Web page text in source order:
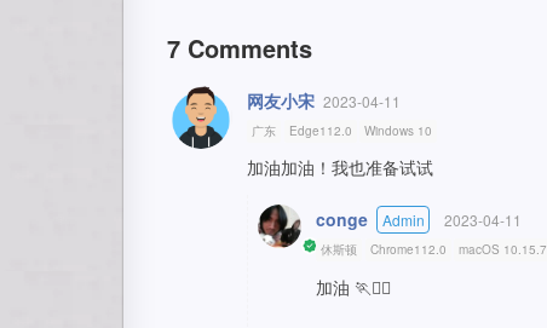
7 Comments
网友小宋 2023-04-11
广东 Edge112.0 Windows 10
加油加油！我也准备试试
conge Admin 2023-04-11
休斯顿 Chrome112.0 macOS 10.15.7
加油 🏃🏃‍♀️